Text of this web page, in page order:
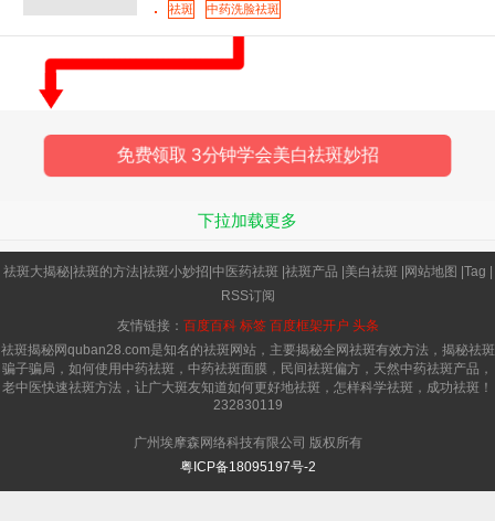
天早晨取出一份将其倒入水中洗脸，然后插上润肤
霜，这样连续使用一个月之后，
祛斑 中药洗脸祛斑
免费领取 3分钟学会美白祛斑妙招
下拉加载更多
祛斑大揭秘|祛斑的方法|祛斑小妙招|中医药祛斑 |祛斑产品 |美白祛斑 |网站地图 |Tag |
RSS订阅
友情链接： 百度百科 标签 百度框架开户 头条
祛斑揭秘网quban28.com是知名的祛斑网站，主要揭秘全网祛斑有效方法，揭秘祛斑
骗子骗局，如何使用中药祛斑，中药祛斑面膜，民间祛斑偏方，天然中药祛斑产品，
老中医快速祛斑方法，让广大斑友知道如何更好地祛斑，怎样科学祛斑，成功祛斑！
232830119
广州埃摩森网络科技有限公司 版权所有
粤ICP备18095197号-2